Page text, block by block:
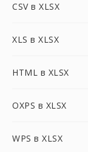
CSV в XLSX
XLS в XLSX
HTML в XLSX
OXPS в XLSX
WPS в XLSX